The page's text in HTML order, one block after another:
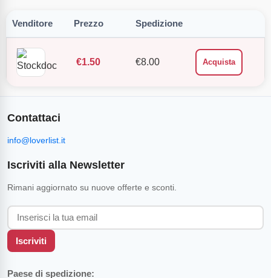
Venditore Prezzo Spedizione
€1.50 €8.00 Acquista
Contattaci
info@loverlist.it
Iscriviti alla Newsletter
Rimani aggiornato su nuove offerte e sconti.
Iscriviti
Paese di spedizione: